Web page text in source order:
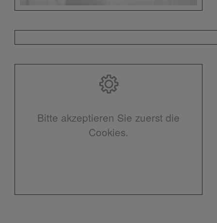
Bitte akzeptieren Sie zuerst die
Cookies.